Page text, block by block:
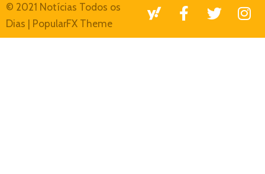
© 2021 Notícias Todos os
Dias | PopularFX Theme